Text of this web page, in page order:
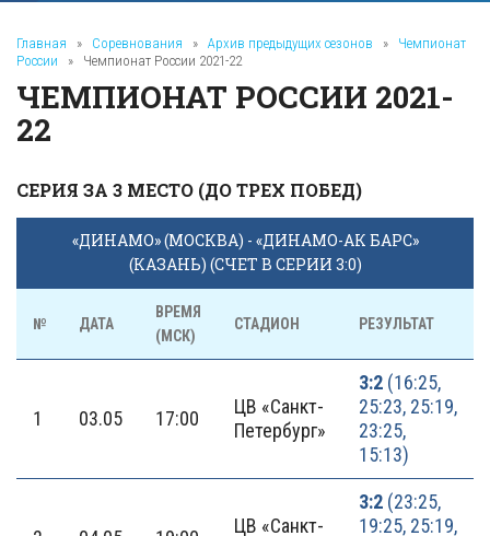
Главная » Соревнования » Архив предыдущих сезонов »
Чемпионат
России
» Чемпионат России 2021-22
ЧЕМПИОНАТ РОССИИ 2021-
22
СЕРИЯ ЗА 3 МЕСТО (ДО ТРЕХ ПОБЕД)
«ДИНАМО» (МОСКВА) - «ДИНАМО-АК БАРС»
(КАЗАНЬ) (СЧЕТ В СЕРИИ 3:0)
№ ДАТА
ВРЕМЯ
(МСК)
СТАДИОН РЕЗУЛЬТАТ
1 03.05 17:00
ЦВ «Санкт-
Петербург»
3:2 (16:25,
25:23, 25:19,
23:25,
15:13)
ЦВ «Санкт-
3:2 (23:25,
19:25, 25:19,